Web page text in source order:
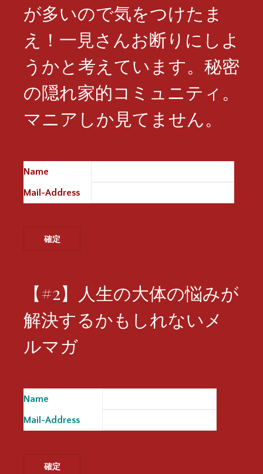
が多いので気をつけたま
え！一見さんお断りにしよ
うかと考えています。秘密
の隠れ家的コミュニティ。
マニアしか見てません。
Name
Mail-Address
【#2】人生の大体の悩みが
解決するかもしれないメ
ルマガ
Name
Mail-Address